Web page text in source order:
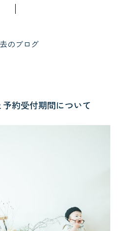
のブログ
予約受付期間について